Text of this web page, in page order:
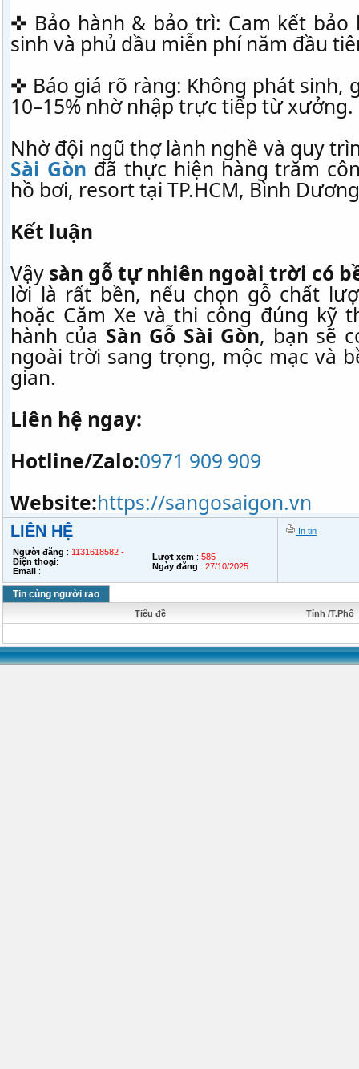
✜ Bảo hành & bảo trì: Cam kết bảo
sinh và phủ dầu miễn phí năm đầu
✜ Báo giá rõ ràng: Không phát sinh,
10–15% nhờ nhập trực tiếp từ xưởng.
Nhờ đội ngũ thợ lành nghề và quy
Sài Gòn đã thực hiện hàng trăm
hồ bơi, resort tại TP.HCM, Bình
Kết luận
Vậy sàn gỗ tự nhiên ngoài trời có
lời là rất bền, nếu chọn gỗ chất
hoặc Căm Xe và thi công đúng kỹ
hành của Sàn Gỗ Sài Gòn, bạn sẽ
ngoài trời sang trọng, mộc mạc và
gian.
Liên hệ ngay:
Hotline/Zalo:0971 909 909
Website:https://sangosaigon.vn
LIÊN HỆ
Người đăng : 1131618582 -
Điện thoại:
Email :
Lượt xem : 585
Ngày đăng : 27/10/2025
In tin
Tin cùng người rao
Tiêu đề Tỉnh /T.Phố